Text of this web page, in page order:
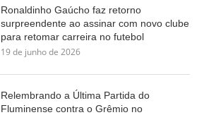
Ronaldinho Gaúcho faz retorno
surpreendente ao assinar com novo clube
para retomar carreira no futebol
19 de junho de 2026
Relembrando a Última Partida do
Fluminense contra o Grêmio no